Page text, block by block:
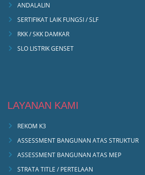
ANDALALIN
SERTIFIKAT LAIK FUNGSI / SLF
RKK / SKK DAMKAR
SLO LISTRIK GENSET
LAYANAN KAMI
REKOM K3
ASSESSMENT BANGUNAN ATAS STRUKTUR
ASSESSMENT BANGUNAN ATAS MEP
STRATA TITLE / PERTELAAN